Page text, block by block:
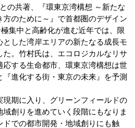
の共著、『環東京湾構想 ～新たな
方のために～』で首都圏のデザイン
集中と高齢化が進む近年では、限
とした湾岸エリアの新たなる成長モ
た。竹村氏は、エコロジカルなリサ
応する生命都市、環東京湾構想は世
進化する街・東京の未来』を予測
現期に入り、グリーンフィールドの
創りを進めていく段階にもなりま
ドでの都市開発・地域創りにも触